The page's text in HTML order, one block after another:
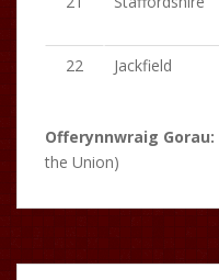
22 Jackfield
Offerynnwraig Gorau:
the Union)